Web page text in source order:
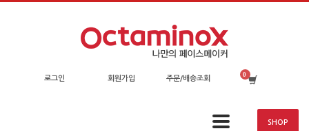
로그인 회원가입 주문/배송조회
SHOP